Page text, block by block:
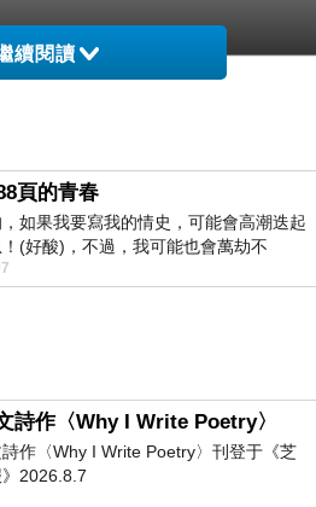
續閱讀
頁的青春
如果我要寫我的情史，可能會高潮迭起
(好酸)，不過，我可能也會萬劫不
跪鍵盤還是被判了花心的罪
詩作〈Why I Write Poetry〉
作〈Why I Write Poetry〉刊登于《芝
2026.8.7